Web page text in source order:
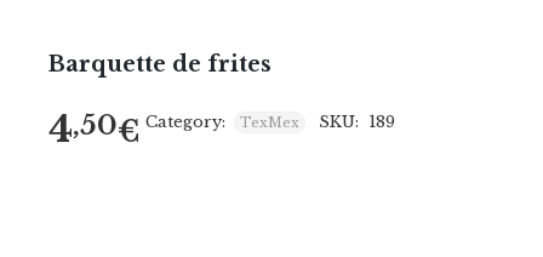
Barquette de frites
4,50€ Category: TexMex SKU: 189